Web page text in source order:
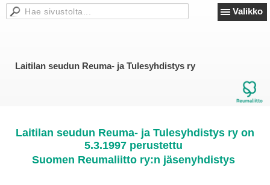
Valikko
Laitilan seudun Reuma- ja Tulesyhdistys ry
Laitilan seudun Reuma- ja Tulesyhdistys ry on
5.3.1997 perustettu
Suomen Reumaliitto ry:n jäsenyhdistys